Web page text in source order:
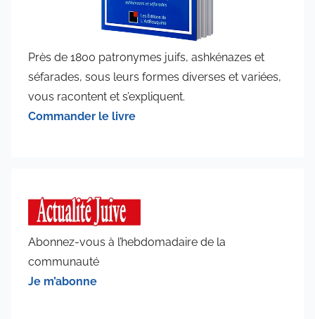
Près de 1800 patronymes juifs, ashkénazes et
séfarades, sous leurs formes diverses et variées,
vous racontent et s’expliquent.
Commander le livre
Abonnez-vous à l’hebdomadaire de la
communauté
Je m’abonne